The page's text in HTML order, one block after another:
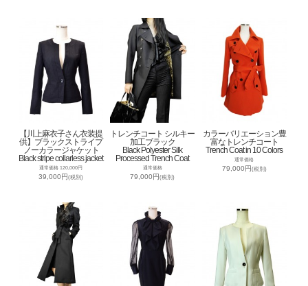
【川上麻衣子さん衣装提
供】ブラックストライプ
ノーカラージャケット
Black stripe collarless jacket
通常価格 120,000円
39,000円(税別)
トレンチコート シルキー
加工ブラック
Black Polyester Silk
Processed Trench Coat
通常価格
79,000円(税別)
カラーバリエーション豊
富なトレンチコート
Trench Coat in 10 Colors
通常価格
79,000円 (税別)